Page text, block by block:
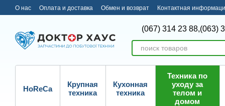
Перейти к основному контенту
О нас Оплата и доставка Обмен и возврат Контактная
(067) 314 23 88,(063)
HoReCa
Крупная
техника
Кухонная
техника
Техника по
уходу за
телом и
домом